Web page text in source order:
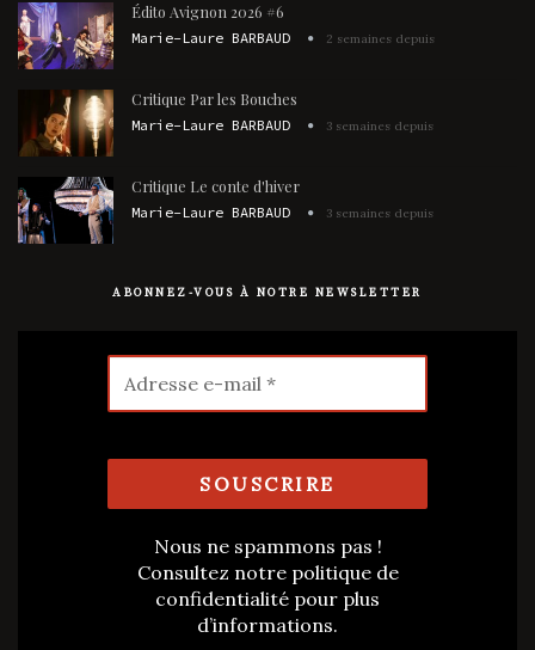
Édito Avignon 2026 #6
Marie-Laure BARBAUD 2 semaines depuis
Critique Par les Bouches
Marie-Laure BARBAUD 3 semaines depuis
Critique Le conte d'hiver
Marie-Laure BARBAUD 3 semaines depuis
ABONNEZ-VOUS À NOTRE NEWSLETTER
Nous ne spammons pas !
Consultez notre politique de
confidentialité pour plus
d’informations.